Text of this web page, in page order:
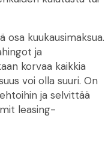
osa kuukausimaksua.
ja
korvaa kaikkia
voi olla suuri. On
ja selvittää
leasing-